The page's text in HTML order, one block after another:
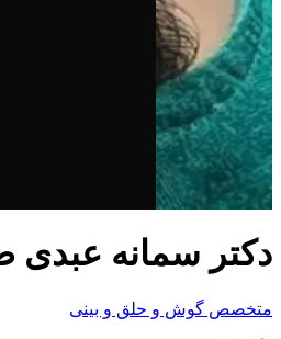
دکتر سمانه
متخصص گوش و حلق و بینی